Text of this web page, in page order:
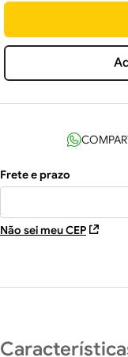
Não sei meu CEP